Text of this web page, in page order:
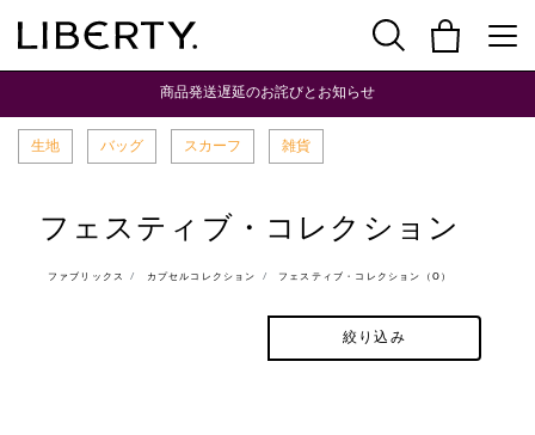
商品発送遅延のお詫びとお知らせ
生地 バッグ スカーフ 雑貨
フェスティブ・コレクション
ファブリックス カプセルコレクション フェスティブ・コレクション（0）
絞り込み